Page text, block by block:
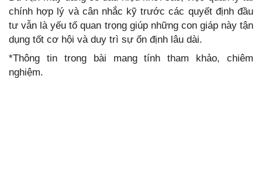
chính hợp lý và cân nhắc kỹ trước các quyết định đầu
tư vẫn là yếu tố quan trọng giúp những con giáp này tận
dụng tốt cơ hội và duy trì sự ổn định lâu dài.
*Thông tin trong bài mang tính tham khảo, chiêm
nghiệm.